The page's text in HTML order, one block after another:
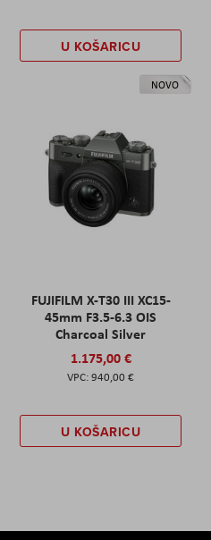
U KOŠARICU
NOVO
FUJIFILM X-T30 III XC15-
45mm F3.5-6.3 OIS
Charcoal Silver
1.175,00 €
940,00 €
U KOŠARICU